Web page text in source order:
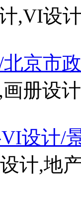
,VI设
京市
册设
设计/
计,地